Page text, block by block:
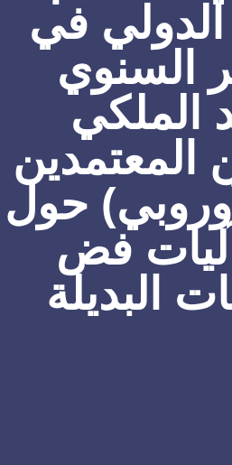
الدولي في
السنوي
الملكي
المعتمدين
حول
فض
البديلة